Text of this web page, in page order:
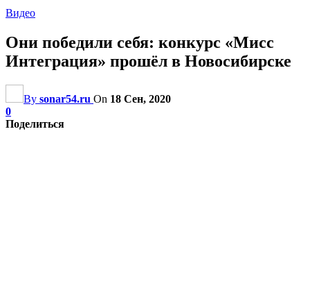
Видео
Они победили себя: конкурс «Мисс
Интеграция» прошёл в Новосибирске
By sonar54.ru On 18 Сен, 2020
0
Поделиться